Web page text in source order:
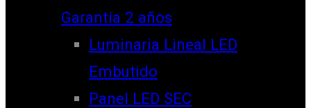
Garantía 2 años
Luminaria Lineal LED
Embutido
Panel LED SEC